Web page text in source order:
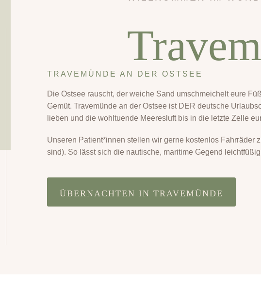
TRAVEMÜNDE AN DER OSTSEE
Die Ostsee rauscht, der weiche Sand umschmeichelt eure
Gemüt. Travemünde an der Ostsee ist DER deutsche
lieben und die wohltuende Meeresluft bis in die letzte Zelle
Unseren Patient*innen stellen wir gerne kostenlos Fahrräder
sind). So lässt sich die nautische, maritime Gegend
ÜBERNACHTEN IN TRAVEMÜNDE